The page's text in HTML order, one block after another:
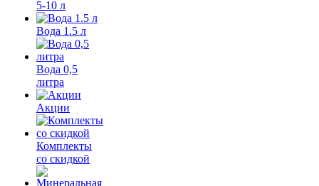
5-10 л
Вода 1.5 л
Вода 0,5
литра
Акции
Комплекты
со скидкой